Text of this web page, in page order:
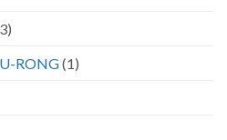
RONG(1)